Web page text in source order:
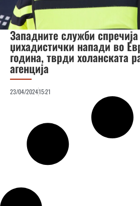
Западните служби
џихадистички напади во
година, тврди холанската
агенција
23/04/202415:21